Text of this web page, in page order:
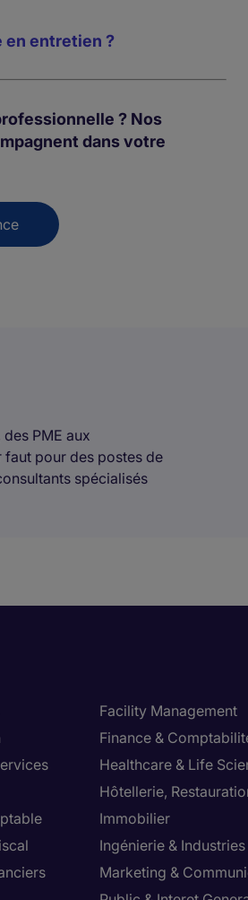
en entretien ?
? Nos
dans votre
PME aux
pour des postes de
spécialisés
Facility Management
Finance &
Healthcare & Life
Hôtellerie,
Immobilier
Ingénierie & Industries
Marketing &